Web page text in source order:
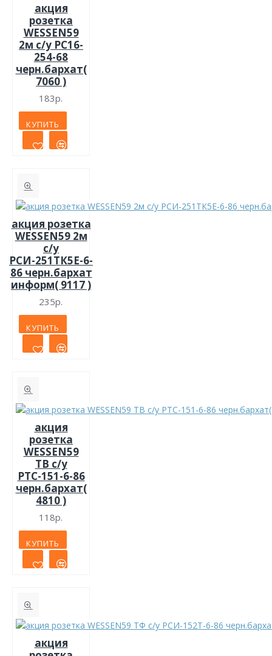
акция
розетка
WESSEN59
2м с/у РС16-
254-68
черн.бархат(
7060 )
183р.
КУПИТЬ
акция розетка
WESSEN59 2м
с/у
РСИ-251ТК5Е-6-
86 черн.бархат
информ( 9117 )
235р.
КУПИТЬ
акция
розетка
WESSEN59
ТВ с/у
РТС-151-6-86
черн.бархат(
4810 )
118р.
КУПИТЬ
акция